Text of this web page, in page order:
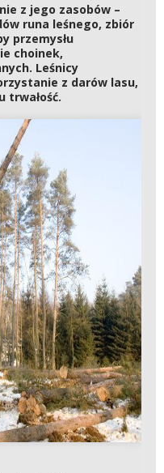
z jego zasobów –
runa leśnego, zbiór
przemysłu
choinek,
Leśnicy
z darów lasu,
trwałość.